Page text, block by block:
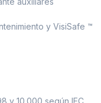
y VisiSafe ™
y 10.000 según IEC